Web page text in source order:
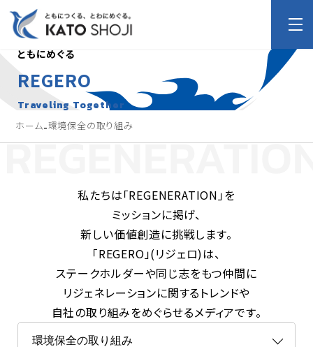
ともにめぐる
REGERO
Traveling Together
ホーム-環境保全の取り組み
私たちは「REGENERATION」を
ミッションに掲げ、
新しい価値創造に挑戦します。
「REGERO」(リジェロ)は、
ステークホルダーや同じ志をもつ仲間に
リジェネレーションに関するトレンドや
自社の取り組みをめぐらせるメディアです。